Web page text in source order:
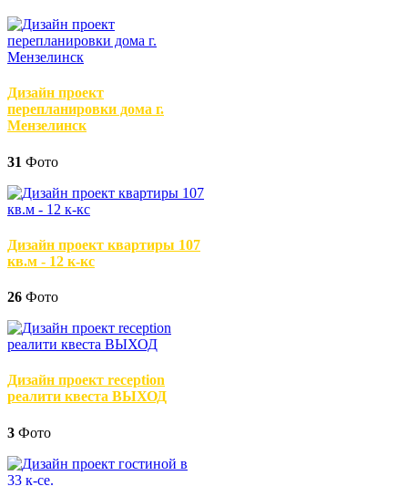
Дизайн проект
перепланировки дома г.
Мензелинск
31 Фото
Дизайн проект квартиры 107
кв.м - 12 к-кс
26 Фото
Дизайн проект reception
реалити квеста ВЫХОД
3 Фото